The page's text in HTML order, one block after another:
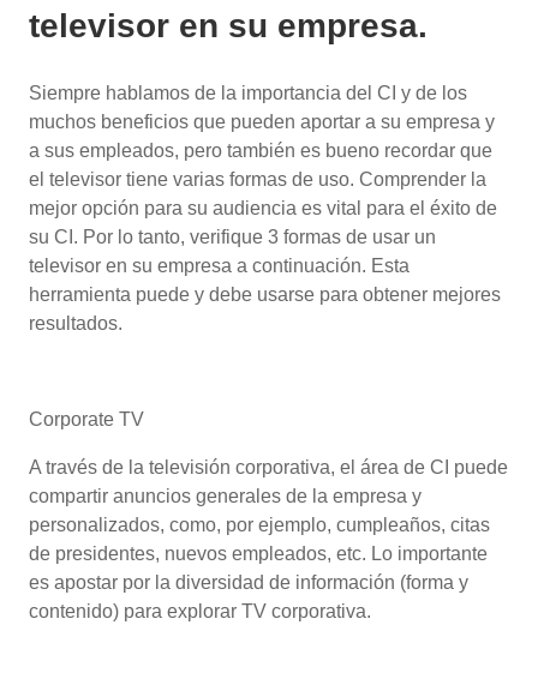
televisor en su empresa.
Siempre hablamos de la importancia del CI y de los
muchos beneficios que pueden aportar a su empresa y
a sus empleados, pero también es bueno recordar que
el televisor tiene varias formas de uso. Comprender la
mejor opción para su audiencia es vital para el éxito de
su CI. Por lo tanto, verifique 3 formas de usar un
televisor en su empresa a continuación. Esta
herramienta puede y debe usarse para obtener mejores
resultados.
Corporate TV
A través de la televisión corporativa, el área de CI puede
compartir anuncios generales de la empresa y
personalizados, como, por ejemplo, cumpleaños, citas
de presidentes, nuevos empleados, etc. Lo importante
es apostar por la diversidad de información (forma y
contenido) para explorar TV corporativa.